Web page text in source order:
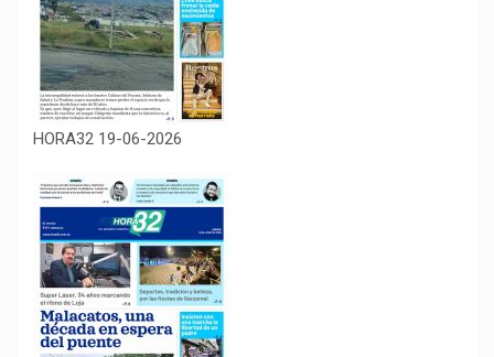
HORA32 19-06-2026